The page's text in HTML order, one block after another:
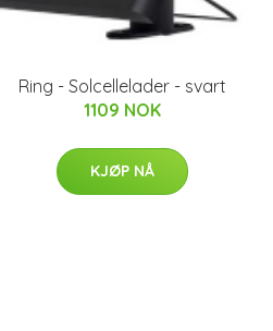
Ring - Solcellelader - svart
1109 NOK
KJØP NÅ